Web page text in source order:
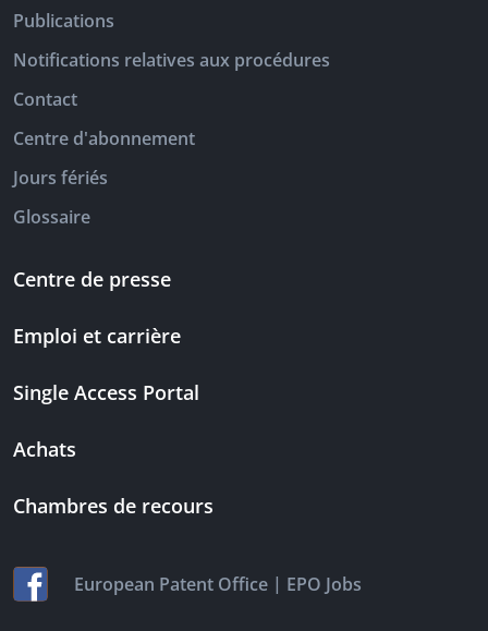
Publications
Notifications relatives aux procédures
Contact
Centre d'abonnement
Jours fériés
Glossaire
Centre de presse
Emploi et carrière
Single Access Portal
Achats
Chambres de recours
European Patent Office | EPO Jobs